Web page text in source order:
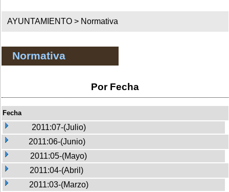
AYUNTAMIENTO > Normativa
Normativa
Por Fecha
Fecha
2011:07-(Julio)
2011:06-(Junio)
2011:05-(Mayo)
2011:04-(Abril)
2011:03-(Marzo)